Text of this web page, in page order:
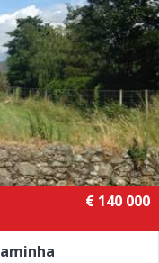
€ 140 000